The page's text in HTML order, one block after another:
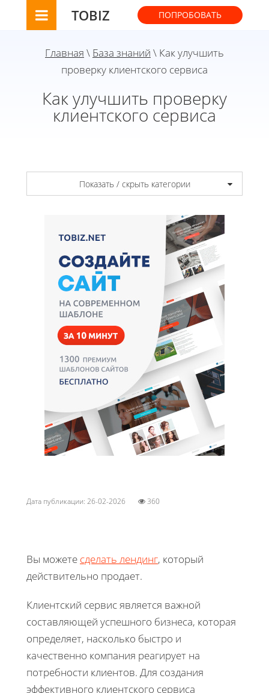
TOBIZ ПОПРОБОВАТЬ
Главная \ База знаний \ Как улучшить
проверку клиентского сервиса
Как улучшить проверку
клиентского сервиса
Показать / скрыть категории
Дата публикации: 26-02-2026 360
Вы можете сделать лендинг, который
действительно продает.
Клиентский сервис является важной
составляющей успешного бизнеса, которая
определяет, насколько быстро и
качественно компания реагирует на
потребности клиентов. Для создания
эффективного клиентского сервиса